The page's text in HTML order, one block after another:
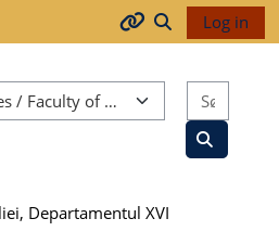
Veksle
Log in
Kurskategoriar
Søk etter
Departamentul XVI